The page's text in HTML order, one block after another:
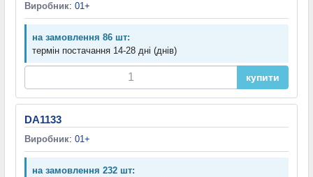
Виробник: 01+
на замовлення 86 шт:
термін постачання 14-28 дні (днів)
купити
DA1133
Виробник: 01+
на замовлення 232 шт: